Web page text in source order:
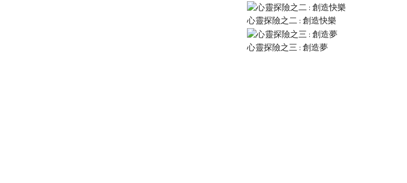
心靈探險之二 : 創造快樂
心靈探險之三 : 創造夢